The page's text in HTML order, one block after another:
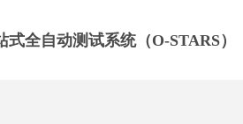
式全自动测试系统（O-STARS）